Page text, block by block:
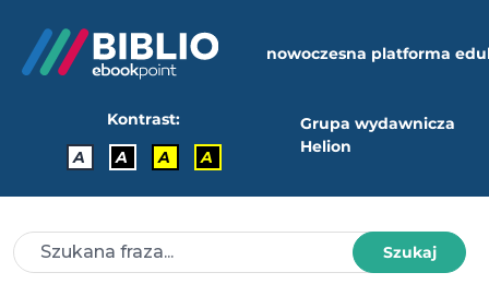
nowoczesna platforma
Kontrast:
A
A A A
Grupa wydawnicza
Helion
Szukaj